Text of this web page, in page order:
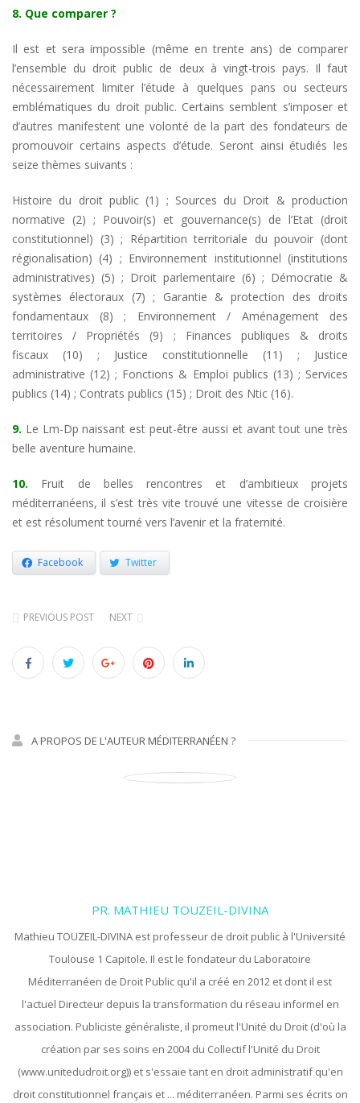
8. Que comparer ?
Il est et sera impossible (même en trente ans) de comparer
l’ensemble du droit public de deux à vingt-trois pays. Il faut
nécessairement limiter l’étude à quelques pans ou secteurs
emblématiques du droit public. Certains semblent s’imposer et
d’autres manifestent une volonté de la part des fondateurs de
promouvoir certains aspects d’étude. Seront ainsi étudiés les
seize thèmes suivants :
Histoire du droit public (1) ; Sources du Droit & production
normative (2) ; Pouvoir(s) et gouvernance(s) de l’Etat (droit
constitutionnel) (3) ; Répartition territoriale du pouvoir (dont
régionalisation) (4) ; Environnement institutionnel (institutions
administratives) (5) ; Droit parlementaire (6) ; Démocratie &
systèmes électoraux (7) ; Garantie & protection des droits
fondamentaux (8) ; Environnement / Aménagement des
territoires / Propriétés (9) ; Finances publiques & droits
fiscaux (10) ; Justice constitutionnelle (11) ; Justice
administrative (12) ; Fonctions & Emploi publics (13) ; Services
publics (14) ; Contrats publics (15) ; Droit des Ntic (16).
9. Le Lm-Dp naissant est peut-être aussi et avant tout une très
belle aventure humaine.
10. Fruit de belles rencontres et d’ambitieux projets
méditerranéens, il s’est très vite trouvé une vitesse de croisière
et est résolument tourné vers l’avenir et la fraternité.
Facebook Twitter
PREVIOUS POST NEXT
A PROPOS DE L'AUTEUR MÉDITERRANÉEN ?
PR. MATHIEU TOUZEIL-DIVINA
Mathieu TOUZEIL-DIVINA est professeur de droit public à l'Université
Toulouse 1 Capitole. Il est le fondateur du Laboratoire
Méditerranéen de Droit Public qu'il a créé en 2012 et dont il est
l'actuel Directeur depuis la transformation du réseau informel en
association. Publiciste généraliste, il promeut l'Unité du Droit (d'où la
création par ses soins en 2004 du Collectif l'Unité du Droit
(www.unitedudroit.org)) et s'essaie tant en droit administratif qu'en
droit constitutionnel français et ... méditerranéen. Parmi ses écrits on